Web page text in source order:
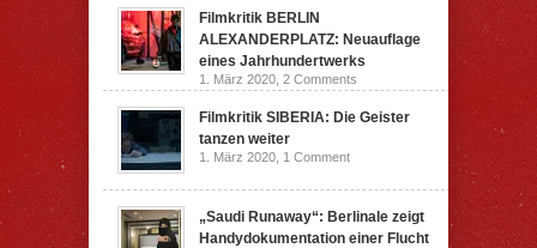
Filmkritik BERLIN
ALEXANDERPLATZ: Neuauflage
eines Jahrhundertwerks
1. März 2020, 2 Comments
Filmkritik SIBERIA: Die Geister
tanzen weiter
1. März 2020, 1 Comment
„Saudi Runaway“: Berlinale zeigt
Handydokumentation einer Flucht